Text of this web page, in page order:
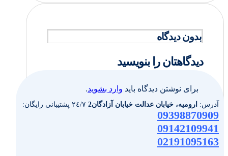
بدون دیدگاه
دیدگاهتان را بنویسید
برای نوشتن دیدگاه باید وارد بشوید.
آدرس: ارومیه، خیابان عدالت خیابان آزادگان2 ٢٤/٧ پشتیبانی رایگان:
09398870909
09142109941
02191095163